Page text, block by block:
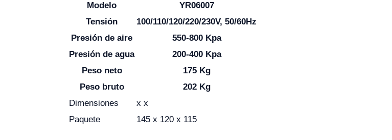
Modelo
YR06007
Tensión
100/110/120/220/230V, 50/60Hz
Presión de aire
550-800 Kpa
Presión de agua
200-400 Kpa
Peso neto
175 Kg
Peso bruto
202 Kg
Dimensiones
x x
Paquete
145 x 120 x 115